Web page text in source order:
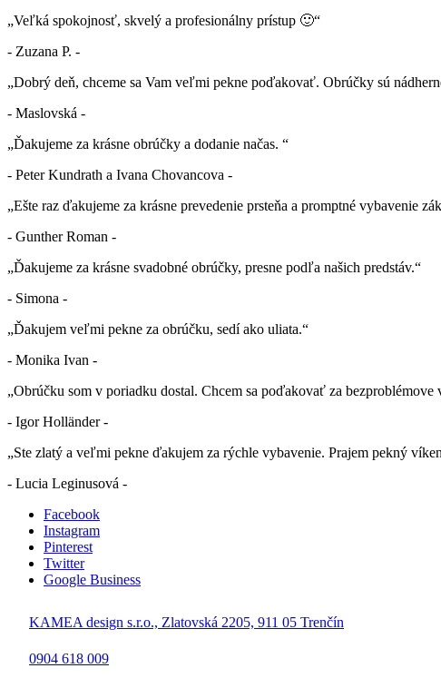
„Veľká spokojnosť, skvelý a profesionálny prístup 🙂“
- Zuzana P. -
„Dobrý deň, chceme sa Vam veľmi pekne poďakovať. Obrúčky sú
- Maslovská -
„Ďakujeme za krásne obrúčky a dodanie načas. “
- Peter Kundrath a Ivana Chovancova -
„Ešte raz ďakujeme za krásne prevedenie prsteňa a promptné vybavenie
- Gunther Roman -
„Ďakujeme za krásne svadobné obrúčky, presne podľa našich predstáv.“
- Simona -
„Ďakujem veľmi pekne za obrúčku, sedí ako uliata.“
- Monika Ivan -
„Obrúčku som v poriadku dostal. Chcem sa poďakovať za bezproblémove
- Igor Holländer -
„Ste zlatý a veľmi pekne ďakujem za rýchle vybavenie. Prajem pekný
- Lucia Leginusová -
Facebook
Instagram
Pinterest
Twitter
Google Business
KAMEA design s.r.o., Zlatovská 2205, 911 05 Trenčín
0904 618 009